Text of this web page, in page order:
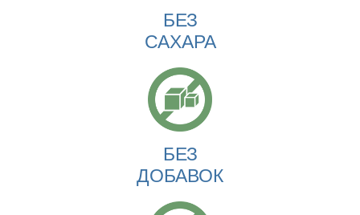
БЕЗ
САХАРА
БЕЗ
ДОБАВОК